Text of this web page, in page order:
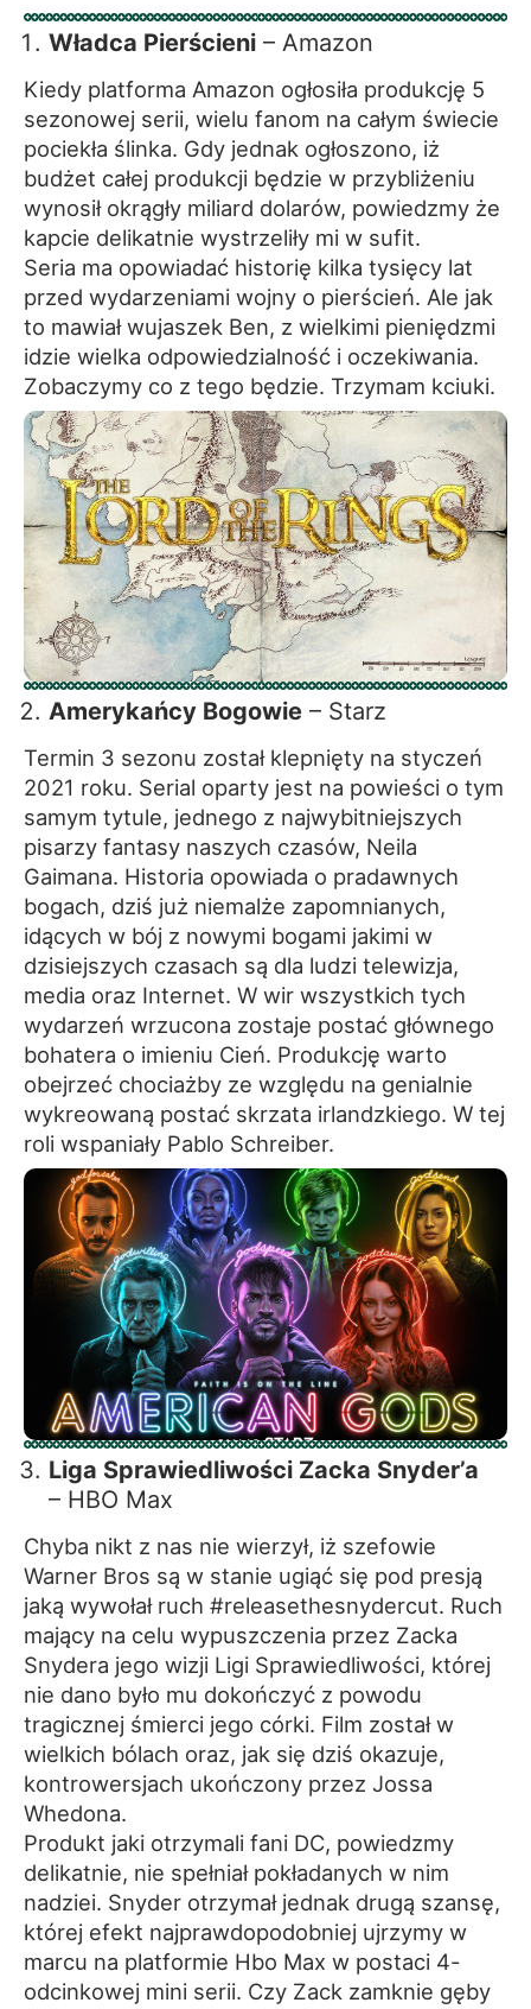
Władca Pierścieni– Amazon
Kiedy platforma Amazon ogłosiła produkcję 5
sezonowej serii, wielu fanom na całym świecie
pociekła ślinka. Gdy jednak ogłoszono, iż
budżet całej produkcji będzie w przybliżeniu
wynosił okrągły miliard dolarów, powiedzmy że
kapcie delikatnie wystrzeliły mi w sufit.
Seria ma opowiadać historię kilka tysięcy lat
przed wydarzeniami wojny o pierścień. Ale jak
to mawiał wujaszek Ben, z wielkimi pieniędzmi
idzie wielka odpowiedzialność i oczekiwania.
Zobaczymy co z tego będzie. Trzymam kciuki.
Amerykańcy Bogowie– Starz
Termin 3 sezonu został klepnięty na styczeń
2021 roku. Serial oparty jest na powieści o tym
samym tytule, jednego z najwybitniejszych
pisarzy fantasy naszych czasów, Neila
Gaimana. Historia opowiada o pradawnych
bogach, dziś już niemalże zapomnianych,
idących w bój z nowymi bogami jakimi w
dzisiejszych czasach są dla ludzi telewizja,
media oraz Internet. W wir wszystkich tych
wydarzeń wrzucona zostaje postać głównego
bohatera o imieniu Cień. Produkcję warto
obejrzeć chociażby ze względu na genialnie
wykreowaną postać skrzata irlandzkiego. W tej
roli wspaniały Pablo Schreiber.
Liga Sprawiedliwości Zacka Snyder’a
– HBO Max
Chyba nikt z nas nie wierzył, iż szefowie
Warner Bros są w stanie ugiąć się pod presją
jaką wywołał ruch #releasethesnydercut. Ruch
mający na celu wypuszczenia przez Zacka
Snydera jego wizji Ligi Sprawiedliwości, której
nie dano było mu dokończyć z powodu
tragicznej śmierci jego córki. Film został w
wielkich bólach oraz, jak się dziś okazuje,
kontrowersjach ukończony przez Jossa
Whedona.
Produkt jaki otrzymali fani DC, powiedzmy
delikatnie, nie spełniał pokładanych w nim
nadziei. Snyder otrzymał jednak drugą szansę,
której efekt najprawdopodobniej ujrzymy w
marcu na platformie Hbo Max w postaci 4-
odcinkowej mini serii. Czy Zack zamknie gęby